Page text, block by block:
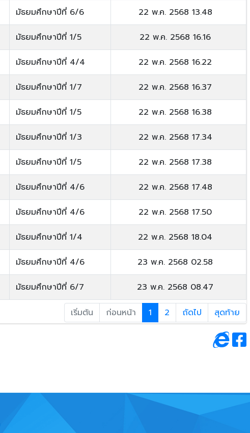
มัธยมศึกษาปีที่ 6/6 22 พ.ค. 2568 13.48
มัธยมศึกษาปีที่ 1/5 22 พ.ค. 2568 16.16
มัธยมศึกษาปีที่ 4/4 22 พ.ค. 2568 16.22
มัธยมศึกษาปีที่ 1/7 22 พ.ค. 2568 16.37
มัธยมศึกษาปีที่ 1/5 22 พ.ค. 2568 16.38
มัธยมศึกษาปีที่ 1/3 22 พ.ค. 2568 17.34
มัธยมศึกษาปีที่ 1/5 22 พ.ค. 2568 17.38
มัธยมศึกษาปีที่ 4/6 22 พ.ค. 2568 17.48
มัธยมศึกษาปีที่ 4/6 22 พ.ค. 2568 17.50
มัธยมศึกษาปีที่ 1/4 22 พ.ค. 2568 18.04
มัธยมศึกษาปีที่ 4/6 23 พ.ค. 2568 02.58
มัธยมศึกษาปีที่ 6/7 23 พ.ค. 2568 08.47
เริ่มต้น ก่อนหน้า 1 2 ถัดไป สุดท้าย